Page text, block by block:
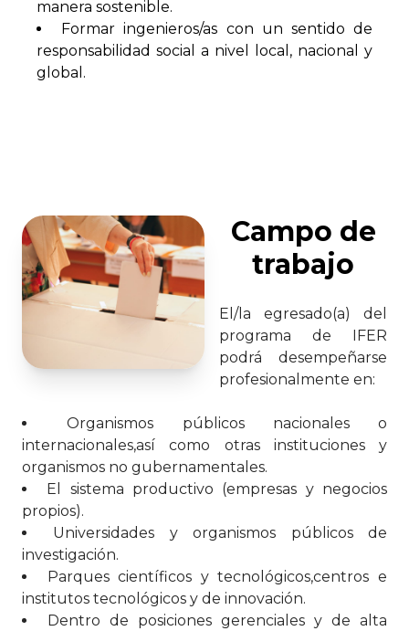
manera sostenible.
Formar ingenieros/as con un sentido de
responsabilidad social a nivel local, nacional y
global.
Campo de
trabajo
El/la egresado(a) del
programa de IFER
podrá desempeñarse
profesionalmente en:
Organismos públicos nacionales o
internacionales,así como otras instituciones y
organismos no gubernamentales.
El sistema productivo (empresas y negocios
propios).
Universidades y organismos públicos de
investigación.
Parques científicos y tecnológicos,centros e
institutos tecnológicos y de innovación.
Dentro de posiciones gerenciales y de alta